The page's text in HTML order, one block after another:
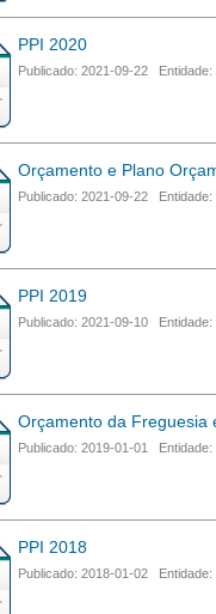
PPI 2020
Publicado: 2021-09-22
Orçamento e Plano
Publicado: 2021-09-22
PPI 2019
Publicado: 2021-09-10
Orçamento da Freguesia
Publicado: 2019-01-01
PPI 2018
Publicado: 2018-01-02